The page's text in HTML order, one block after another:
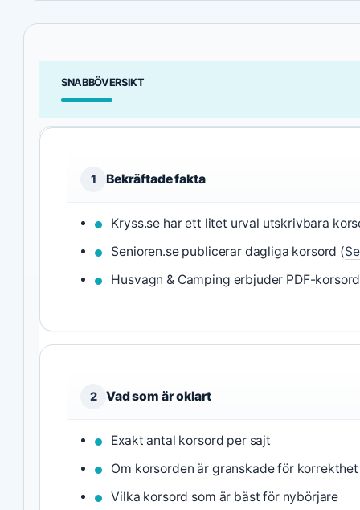
SNABBÖVERSIKT
1 Bekräftade fakta
Kryss.se har ett litet urval utskrivbara
Senioren.se publicerar dagliga korsord (
Husvagn & Camping erbjuder PDF-
2 Vad som är oklart
Exakt antal korsord per sajt
Om korsorden är granskade för korrekthet
Vilka korsord som är bäst för nybörjare